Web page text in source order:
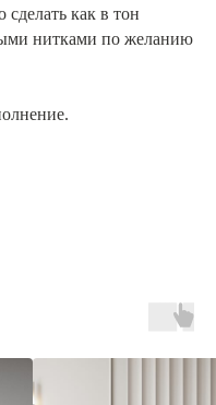
как в тон
нитками по желанию